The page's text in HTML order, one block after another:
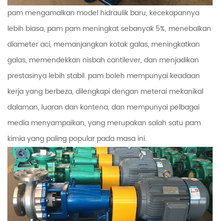
pam mengamalkan model hidraulik baru, kecekapannya
lebih biasa, pam pam meningkat sebanyak 5%, menebalkan
diameter aci, memanjangkan kotak galas, meningkatkan
galas, memendekkan nisbah cantilever, dan menjadikan
prestasinya lebih stabil. pam boleh mempunyai keadaan
kerja yang berbeza, dilengkapi dengan meterai mekanikal
dalaman, luaran dan kontena, dan mempunyai pelbagai
media menyampaikan, yang merupakan salah satu pam
kimia yang paling popular pada masa ini.